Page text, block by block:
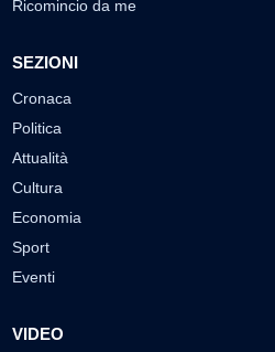
Ricomincio da me
SEZIONI
Cronaca
Politica
Attualità
Cultura
Economia
Sport
Eventi
VIDEO